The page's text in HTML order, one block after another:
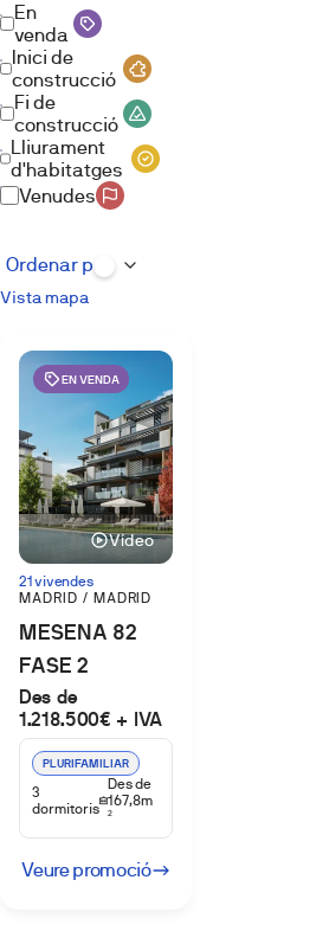
En
venda
Inici de
construcció
Fi de
construcció
Lliurament
d'habitatges
Venudes
Vista mapa
EN VENDA
Vídeo
21 vivendes
MADRID / MADRID
MESENA 82
FASE 2
(MADRID)
Des de
1.218.500€ + IVA
PLURIFAMILIAR
3
dormitoris
Des de
167,8m
2
Veure promoció